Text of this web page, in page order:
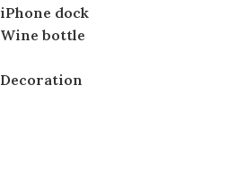
iPhone dock
Wine bottle
Decoration